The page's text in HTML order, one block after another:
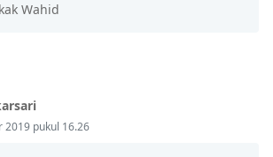
Wahid
2019 pukul 16.26